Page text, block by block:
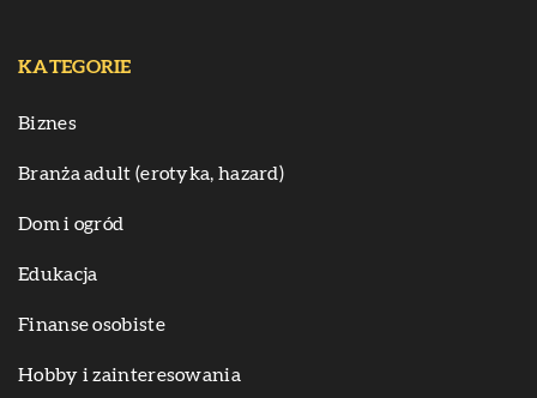
KATEGORIE
Biznes
Branża adult (erotyka, hazard)
Dom i ogród
Edukacja
Finanse osobiste
Hobby i zainteresowania